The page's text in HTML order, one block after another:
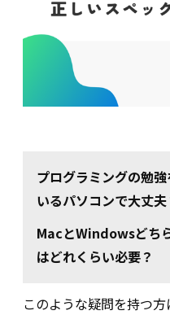
プログラミングの勉
いるパソコンで大丈夫
MacとWindowsどち
はどれくらい必要？
このような疑問を持つ